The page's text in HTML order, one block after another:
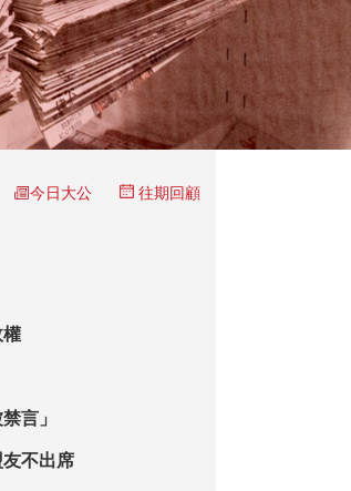
今日大公 往期回顧
權
言」
不出席